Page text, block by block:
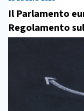
Il Parlamento
Regolamento